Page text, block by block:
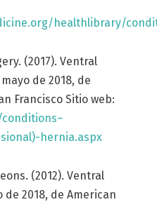
healthlibrary/
(2017). Ventral
de 2018, de
Francisco Sitio web:
hernia.aspx
(2012). Ventral
2018, de American